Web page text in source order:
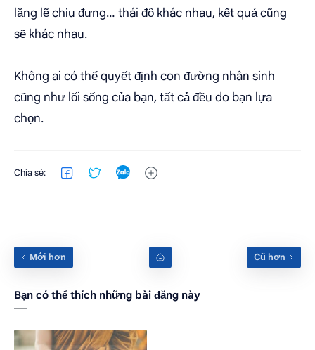
lặng lẽ chịu đựng… thái độ khác nhau, kết quả cũng
sẽ khác nhau.
Không ai có thể quyết định con đường nhân sinh
cũng như lối sống của bạn, tất cả đều do bạn lựa
chọn.
Bạn có thể thích những bài đăng này